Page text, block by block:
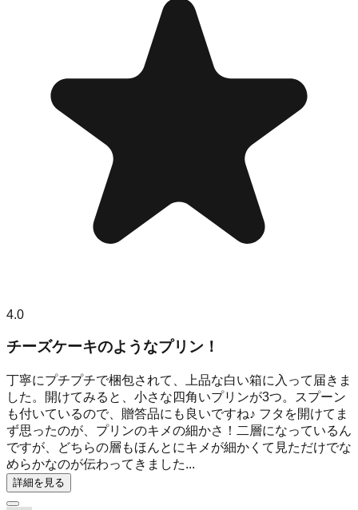
4.0
チーズケーキのようなプリン！
丁寧にプチプチで梱包されて、上品な白い箱に入って届きま
した。開けてみると、小さな四角いプリンが3つ。スプーン
も付いているので、贈答品にも良いですね♪ フタを開けてま
ず思ったのが、プリンのキメの細かさ！二層になっているん
ですが、どちらの層もほんとにキメが細かくて見ただけでな
めらかなのが伝わってきました...
詳細を見る